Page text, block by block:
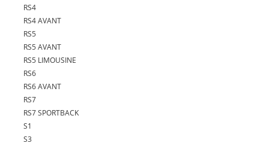
RS4
RS4 AVANT
RS5
RS5 AVANT
RS5 LIMOUSINE
RS6
RS6 AVANT
RS7
RS7 SPORTBACK
S1
S3